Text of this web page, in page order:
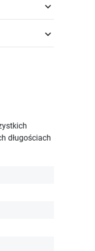
keyboard_arrow_down
keyboard_arrow_down
długościach